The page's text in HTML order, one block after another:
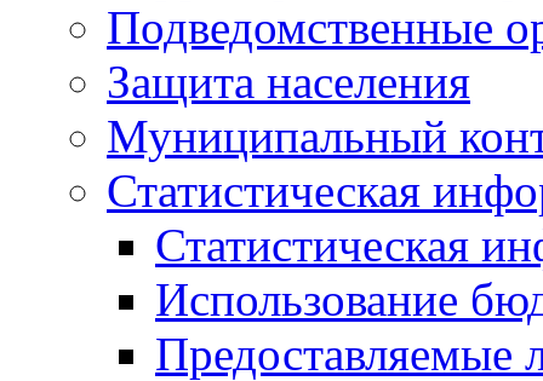
Подведомственные
Защита населения
Муниципальный
Статистическая
Статистическая
Использование
Предоставляемые